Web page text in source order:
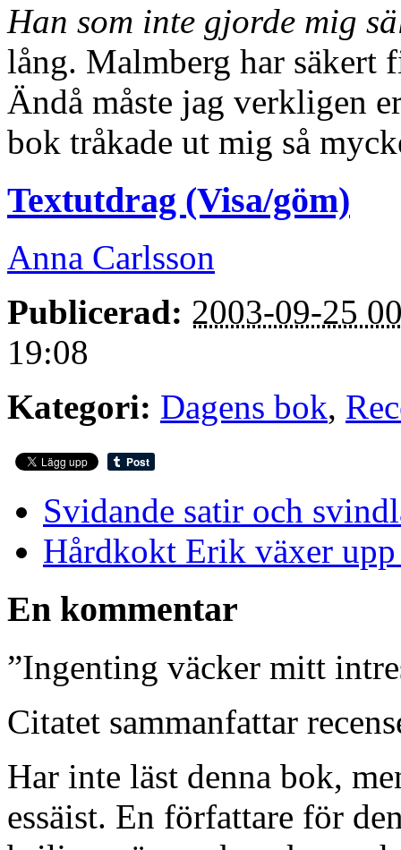
Han som inte gjorde mig
lång. Malmberg har säkert
Ändå måste jag verkligen
bok tråkade ut mig så
Textutdrag (Visa/göm)
Anna Carlsson
Publicerad: 2003-09-25
19:08
Kategori: Dagens bok,
Svidande satir och
Hårdkokt Erik växer
En kommentar
”Ingenting väcker mitt
Citatet sammanfattar
Har inte läst denna bok,
essäist. En författare för